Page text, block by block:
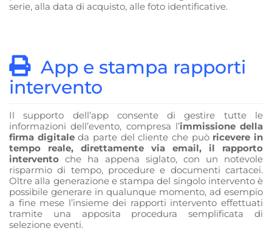
serie, alla data di acquisto, alle foto identificative.
App e stampa rapporti
intervento
Il supporto dell’app consente di gestire tutte le
informazioni dell’evento, compresa l’immissione della
firma digitaleda parte del cliente che può ricevere in
tempo reale, direttamente via email, il rapporto
intervento che ha appena siglato, con un notevole
risparmio di tempo, procedure e documenti cartacei.
Oltre alla generazione e stampa del singolo intervento è
possibile generare in qualunque momento, ad esempio
a fine mese l’insieme dei rapporti intervento effettuati
tramite una apposita procedura semplificata di
selezione eventi.